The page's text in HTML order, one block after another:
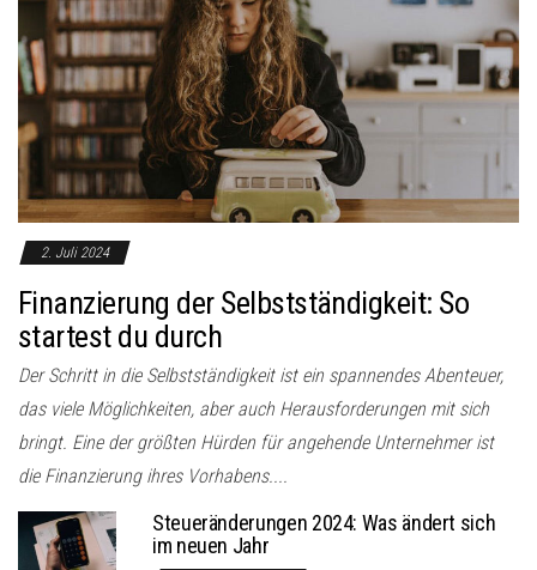
2. Juli 2024
Finanzierung der Selbstständigkeit: So
startest du durch
Der Schritt in die Selbstständigkeit ist ein spannendes Abenteuer,
das viele Möglichkeiten, aber auch Herausforderungen mit sich
bringt. Eine der größten Hürden für angehende Unternehmer ist
die Finanzierung ihres Vorhabens....
Steueränderungen 2024: Was ändert sich
im neuen Jahr